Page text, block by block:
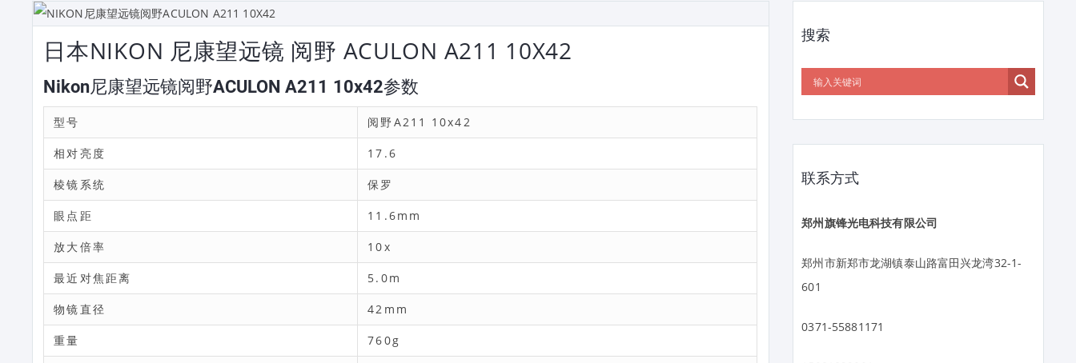
日本NIKON 尼康望远镜 阅野 ACULON A211 10X42
Nikon尼康望远镜阅野ACULON A211 10x42参数
型号 阅野A211 10x42
相对亮度 17.6
棱镜系统 保罗
眼点距 11.6mm
放大倍率 10x
最近对焦距离 5.0m
物镜直径 42mm
重量 760g
搜索
联系方式
郑州旗锋光电科技有限公司
郑州市新郑市龙湖镇泰山路富田兴龙湾32-1-
601
0371-55881171